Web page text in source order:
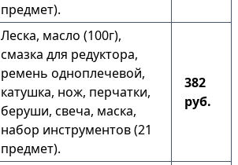
предмет).
Леска, масло (100г),
смазка для редуктора,
ремень одноплечевой,
катушка, нож, перчатки,
беруши, свеча, маска,
набор инструментов (21
предмет).
382
руб.